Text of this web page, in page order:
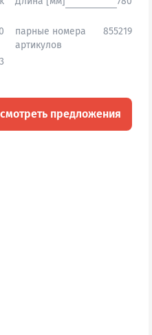
парные номера
артикулов
855219
предложения